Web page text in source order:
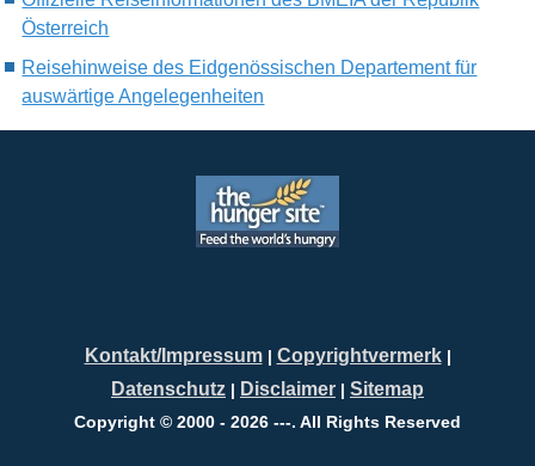
Österreich
Reisehinweise des Eidgenössischen Departement für
auswärtige Angelegenheiten
Kontakt/Impressum| Copyrightvermerk|
Datenschutz | Disclaimer | Sitemap
Copyright © 2000 - 2026 ---. All Rights Reserved